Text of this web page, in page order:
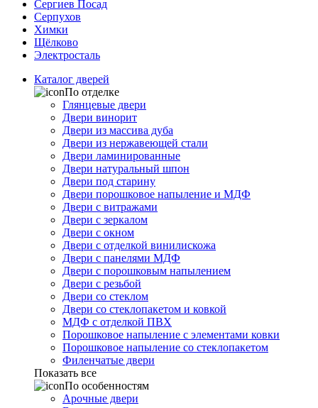
Сергиев Посад
Серпухов
Химки
Щёлково
Электросталь
Каталог дверей
По отделке
Глянцевые двери
Двери винорит
Двери из массива дуба
Двери из нержавеющей стали
Двери ламинированные
Двери натуральный шпон
Двери под старину
Двери порошковое напыление и МДФ
Двери с витражами
Двери с зеркалом
Двери с окном
Двери с отделкой винилискожа
Двери с панелями МДФ
Двери с порошковым напылением
Двери с резьбой
Двери со стеклом
Двери со стеклопакетом и ковкой
МДФ с отделкой ПВХ
Порошковое напыление с элементами ковки
Порошковое напыление со стеклопакетом
Филенчатые двери
Показать все
По особенностям
Арочные двери